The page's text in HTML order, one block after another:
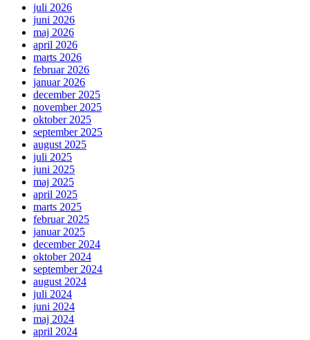
juli 2026
juni 2026
maj 2026
april 2026
marts 2026
februar 2026
januar 2026
december 2025
november 2025
oktober 2025
september 2025
august 2025
juli 2025
juni 2025
maj 2025
april 2025
marts 2025
februar 2025
januar 2025
december 2024
oktober 2024
september 2024
august 2024
juli 2024
juni 2024
maj 2024
april 2024